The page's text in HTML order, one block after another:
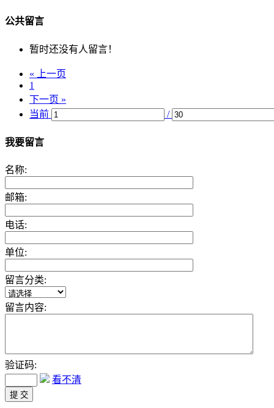
公共留言
暂时还没有人留言！
« 上一页
1
下一页 »
当前
/
我要留言
名称:
邮箱:
电话:
单位:
留言分类:
留言内容:
验证码:
看不清